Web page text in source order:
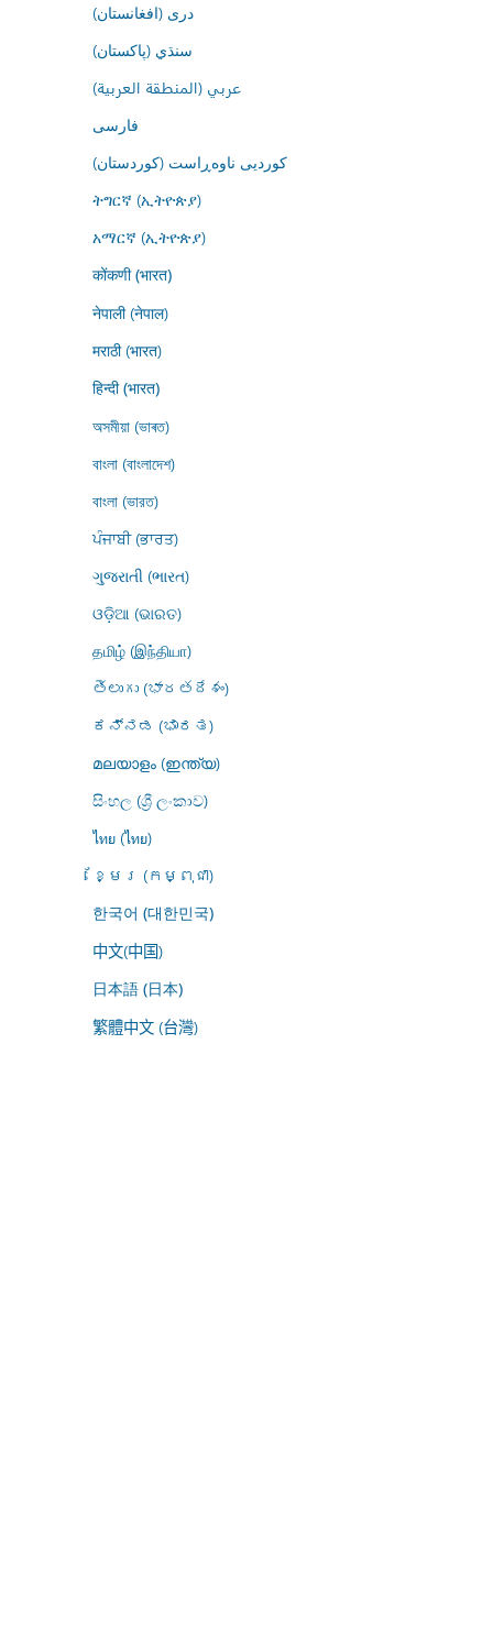
درى (افغانستان)
سنڌي (پاکستان)
عربي (المنطقة العربية)
فارسى
کوردیی ناوەڕاست (کوردستان)
ትግርኛ (ኢትዮጵያ)
አማርኛ (ኢትዮጵያ)
कोंकणी (भारत)
नेपाली (नेपाल)
मराठी (भारत)
हिन्दी (भारत)
অসমীয়া (ভাৰত)
বাংলা (বাংলাদেশ)
বাংলা (ভারত)
ਪੰਜਾਬੀ (ਭਾਰਤ)
ગુજરાતી (ભારત)
ଓଡ଼ିଆ (ଭାରତ)
தமிழ் (இந்தியா)
తెలుగు (భారతదేశం)
ಕನ್ನಡ (ಭಾರತ)
മലയാളം (ഇന്ത്യ)
සිංහල (ශ්‍රී ලංකාව)
ไทย (ไทย)
ខ្មែរ (កម្ពុជា)
한국어 (대한민국)
中文(中国)
日本語 (日本)
繁體中文 (台灣)